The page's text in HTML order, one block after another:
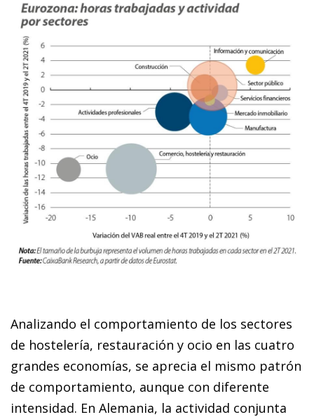
Analizando el comportamiento de los sectores
de hostelería, restauración y ocio en las cuatro
grandes economías, se aprecia el mismo patrón
de comportamiento, aunque con diferente
intensidad. En Alemania, la actividad conjunta